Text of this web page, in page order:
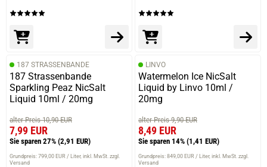
187 STRASSENBANDE
187 Strassenbande
Sparkling Peaz NicSalt
Liquid 10ml / 20mg
alter Preis 10,90 EUR
7,99 EUR
Sie sparen 27% (2,91 EUR)
Grundpreis: 799,00 EUR / Liter inkl. MwSt. zzgl.
Versand
LINVO
Watermelon Ice NicSalt
Liquid by Linvo 10ml /
20mg
alter Preis 9,90 EUR
8,49 EUR
Sie sparen 14% (1,41 EUR)
Grundpreis: 849,00 EUR / Liter inkl. MwSt. zzgl.
Versand